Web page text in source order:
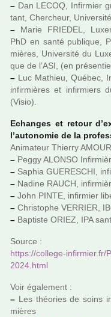
– Dan LECOQ, Infirmier
tant, Chercheur,
– Marie FRIEDEL,
PhD en santé publi­que,
miè­res, Université du
que de l’ASI, (en
– Luc Mathieu, Québec,
infir­miè­res et infir­miers
(Visio).
Echanges et retour
l’auto­no­mie de la
Animateur Thierry
– Peggy ALONSO
– Saphia GUERESCHI,
– Nadine RAUCH,
– John PINTE, infir­mier
– Christophe VERRIER,
– Baptiste ORIEZ, IPA
Source :
https://col­lege-infir­mier.fr/
2024.html
Voir également :
– Les théo­ries de soins
miè­res